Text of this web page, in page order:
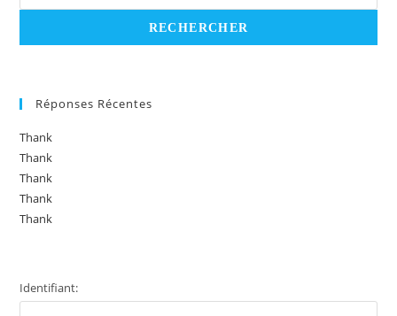
Réponses Récentes
Thank
Thank
Thank
Thank
Thank
Identifiant: